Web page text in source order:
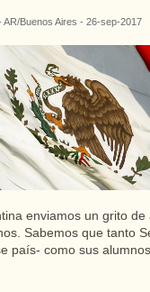
AR/Buenos Aires - 26-sep-2017
enviamos un grito
Sabemos que tanto
país- como sus